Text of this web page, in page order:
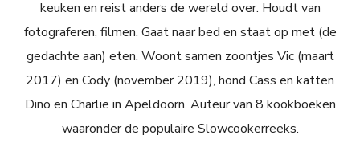
keuken en reist anders de wereld over. Houdt van
fotograferen, filmen. Gaat naar bed en staat op met (de
gedachte aan) eten. Woont samen zoontjes Vic (maart
2017) en Cody (november 2019), hond Cass en katten
Dino en Charlie in Apeldoorn. Auteur van 8 kookboeken
waaronder de populaire Slowcookerreeks.